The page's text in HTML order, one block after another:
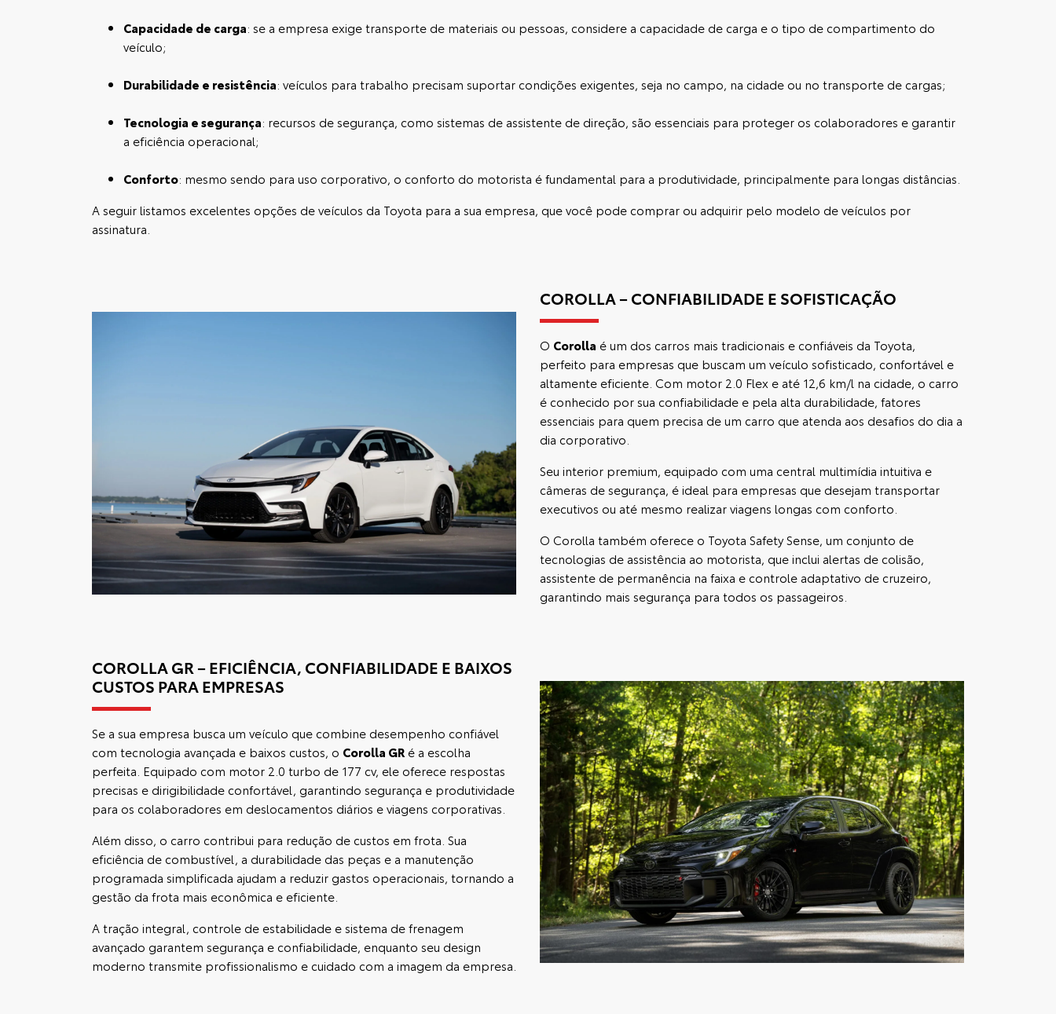
Capacidade de carga: se a empresa exige transporte de materiais ou pessoas, considere a capacidade de carga e o tipo de compartimento do
veículo;
Durabilidade e resistência: veículos para trabalho precisam suportar condições exigentes, seja no campo, na cidade ou no transporte de cargas;
Tecnologia e segurança: recursos de segurança, como sistemas de assistente de direção, são essenciais para proteger os colaboradores e garantir
a eficiência operacional;
Conforto: mesmo sendo para uso corporativo, o conforto do motorista é fundamental para a produtividade, principalmente para longas distâncias.
A seguir listamos excelentes opções deveículos da Toyota para a sua empresa, que você pode comprar ou adquirir pelo modelo de veículos por
assinatura.
COROLLA – CONFIABILIDADE E SOFISTICAÇÃO
O Corolla é um dos carros mais tradicionais e confiáveis da Toyota,
perfeito para empresas que buscam um veículo sofisticado, confortável e
altamente eficiente. Com motor 2.0 Flex e até 12,6 km/l na cidade, o carro
é conhecido por sua confiabilidade e pela alta durabilidade, fatores
essenciais para quem precisa de um carro que atenda aos desafios do dia a
dia corporativo.
Seu interior premium, equipado com uma central multimídia intuitiva e
câmeras de segurança, é ideal para empresas que desejam transportar
executivos ou até mesmo realizar viagens longas com conforto.
O Corolla também oferece o Toyota Safety Sense, um conjunto de
tecnologias de assistência ao motorista, que inclui alertas de colisão,
assistente de permanência na faixa e controle adaptativo de cruzeiro,
garantindo mais segurança para todos os passageiros.
COROLLA GR – EFICIÊNCIA, CONFIABILIDADE E BAIXOS
CUSTOS PARA EMPRESAS
Se a sua empresa busca um veículo que combine desempenho confiável
com tecnologia avançada e baixos custos, o Corolla GR é a escolha
perfeita. Equipado com motor 2.0 turbo de 177 cv, ele oferece respostas
precisas e dirigibilidade confortável, garantindo segurança e produtividade
para os colaboradores em deslocamentos diários e viagens corporativas.
Além disso, o carro contribui para redução de custos em frota. Sua
eficiência de combustível, a durabilidade das peças e a manutenção
programada simplificada ajudam a reduzir gastos operacionais, tornando a
gestão da frota mais econômica e eficiente.
A tração integral, controle de estabilidade e sistema de frenagem
avançado garantem segurança e confiabilidade, enquanto seu design
moderno transmite profissionalismo e cuidado com a imagem da empresa.